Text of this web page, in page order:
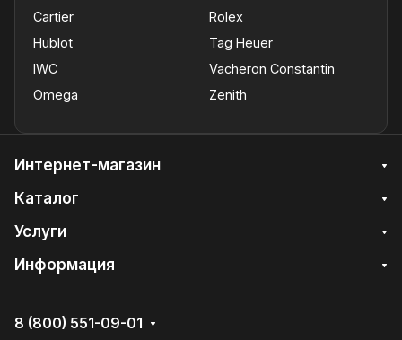
Cartier
Hublot
IWC
Omega
Rolex
Tag Heuer
Vacheron Constantin
Zenith
Интернет-магазин
Каталог
Услуги
Информация
8 (800) 551-09-01